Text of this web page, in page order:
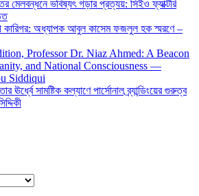
মেলবন্ধনে ভবিষ্যৎ গড়ার প্রত্যয়: সিইও ফ্যাক্টরি
কারিগর: অধ্যাপক আবুল কাসেম ফজলুল হক স্মরণে –
Professor Dr. Niaz Ahmed: A Beacon
and National Consciousness —
Siddiqui
ঊর্ধ্বে সামষ্টিক কল্যাণে পার্সোনাল ব্র্যান্ডিংয়ের গুরুত্ব